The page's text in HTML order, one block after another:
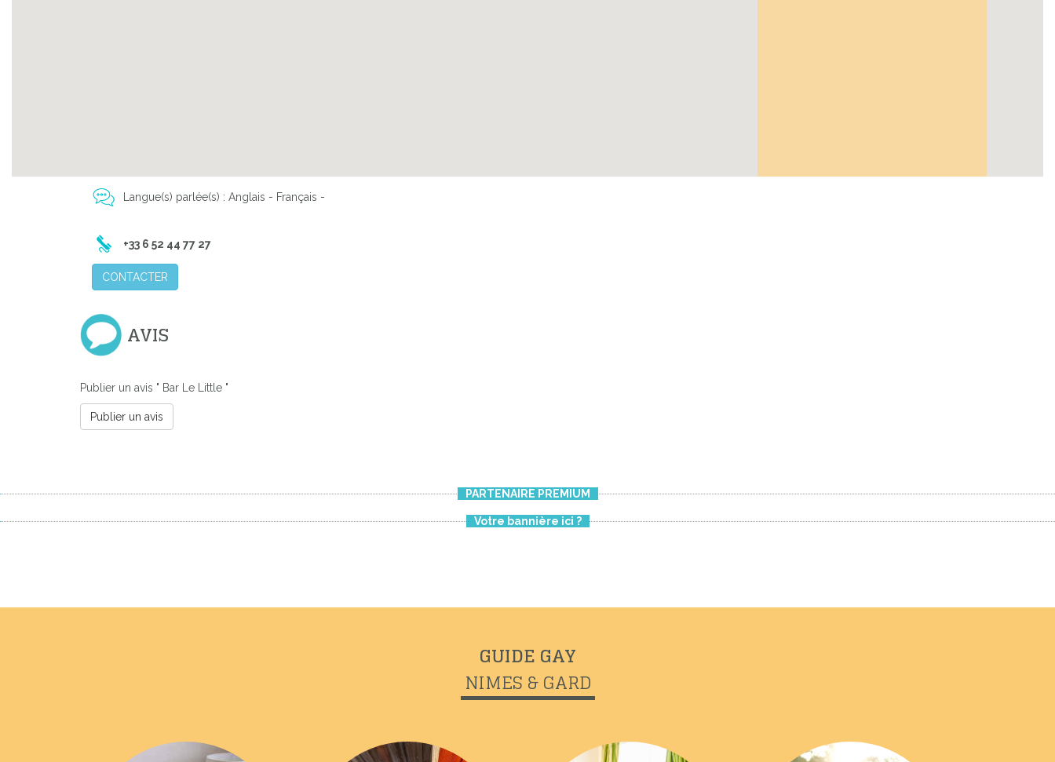
Langue(s) parlée(s) : Anglais - Français -
+33 6 52 44 77 27
CONTACTER
AVIS
Publier un avis " Bar Le Little "
Publier un avis
PARTENAIRE PREMIUM
Votre bannière ici ?
GUIDE GAY
NIMES & GARD